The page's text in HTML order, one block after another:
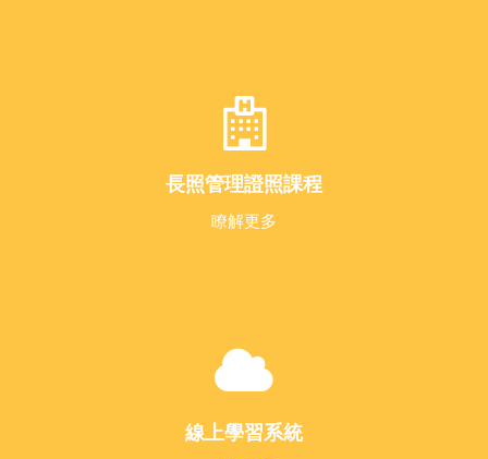
長照管理證照課程
瞭解更多
線上學習系統